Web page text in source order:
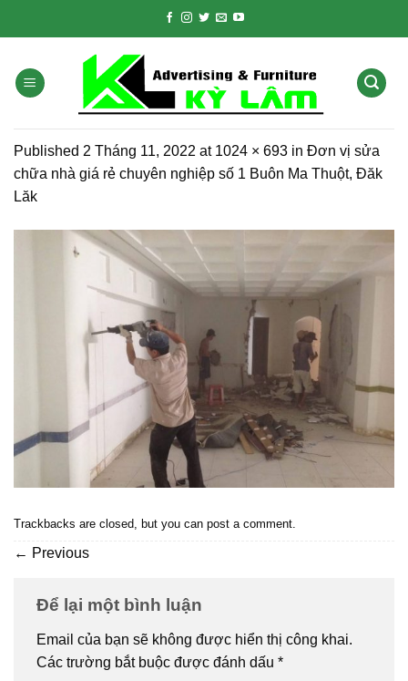
Published 2 Tháng 11, 2022 at 1024 × 693 in Đơn vị sửa
chữa nhà giá rẻ chuyên nghiệp số 1 Buôn Ma Thuột, Đăk
Lăk
Trackbacks are closed, but you can post a comment.
← Previous
Để lại một bình luận
Email của bạn sẽ không được hiển thị công khai.
Các trường bắt buộc được đánh dấu *